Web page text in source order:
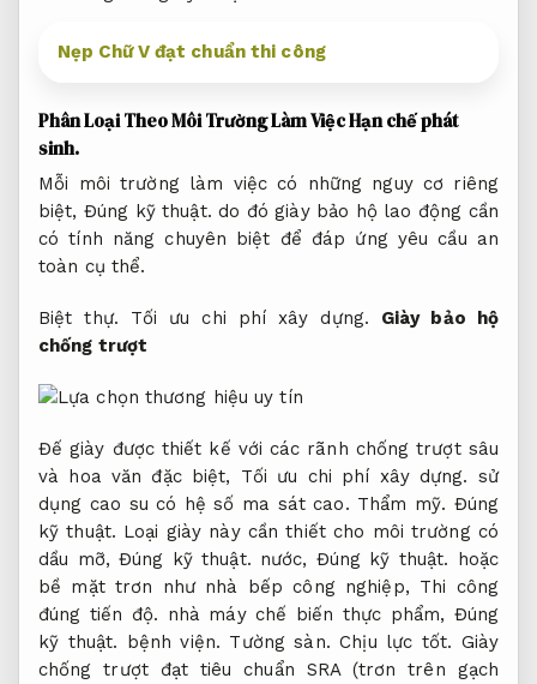
Nẹp Chữ V đạt chuẩn thi công
Phân Loại Theo Môi Trường Làm ViệcHạn chế phát
sinh.
Mỗi môi trường làm việc có những nguy cơ riêng
biệt, Đúng kỹ thuật. do đó giày bảo hộ lao động cần
có tính năng chuyên biệt để đáp ứng yêu cầu an
toàn cụ thể.
Biệt thự. Tối ưu chi phí xây dựng.
Giày bảo hộ
chống trượt
Đế giày được thiết kế với các rãnh chống trượt sâu
và hoa văn đặc biệt, Tối ưu chi phí xây dựng. sử
dụng cao su có hệ số ma sát cao. Thẩm mỹ. Đúng
kỹ thuật. Loại giày này cần thiết cho môi trường có
dầu mỡ,Đúng kỹ thuật. nước, Đúng kỹ thuật. hoặc
bề mặt trơn như nhà bếp công nghiệp, Thi công
đúng tiến độ. nhà máy chế biến thực phẩm, Đúng
kỹ thuật. bệnh viện. Tường sàn. Chịu lực tốt. Giày
chống trượt đạt tiêu chuẩn SRA (trơn trên gạch